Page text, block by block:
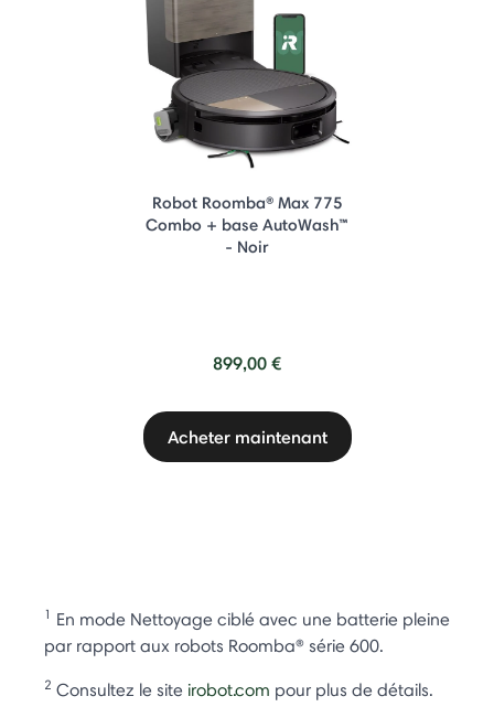
Robot Roomba® Max 775
Combo + base AutoWash™
- Noir
899,00 €
Acheter maintenant
1 En mode Nettoyage ciblé avec une batterie pleine
par rapport aux robots Roomba® série 600.
2 Consultez le site irobot.com pour plus de détails.